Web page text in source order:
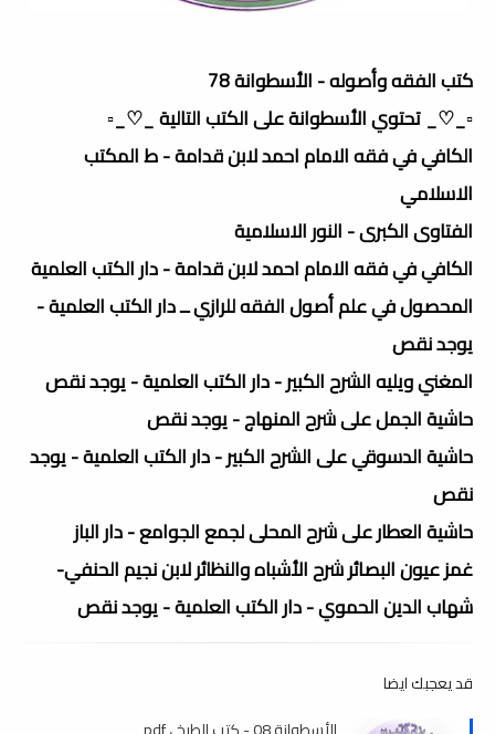
كتب الفقه وأصوله - الأسطوانة 78
▫️_♡_ تحتوي الأسطوانة على الكتب التالية _♡_▫️
الكافي في فقه الامام احمد لابن قدامة - ط المكتب
الاسلامي
الفتاوى الكبرى - النور الاسلامية
الكافي في فقه الامام احمد لابن قدامة - دار الكتب العلمية
المحصول في علم أصول الفقه للرازي ــ دار الكتب العلمية -
يوجد نقص
المغني ويليه الشرح الكبير - دار الكتب العلمية - يوجد نقص
حاشية الجمل على شرح المنهاج - يوجد نقص
حاشية الدسوقي على الشرح الكبير - دار الكتب العلمية - يوجد
نقص
حاشية العطار على شرح المحلى لجمع الجوامع - دار الباز
غمز عيون البصائر شرح الأشباه والنظائر لابن نجيم الحنفي-
شهاب الدين الحموي - دار الكتب العلمية - يوجد نقص
قد يعجبك ايضا